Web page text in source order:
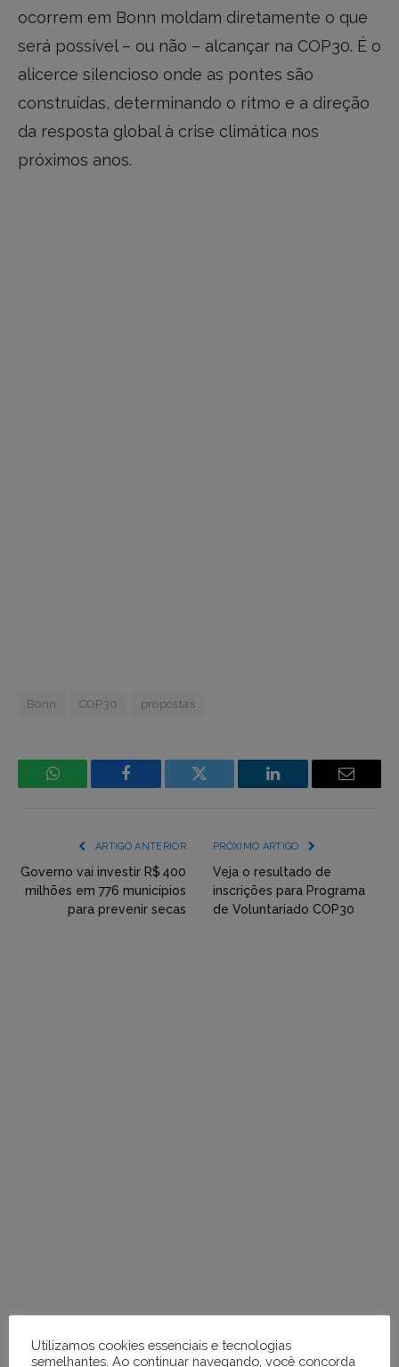
ocorrem em Bonn moldam diretamente o que
será possível – ou não – alcançar na COP30. É o
alicerce silencioso onde as pontes são
construídas, determinando o ritmo e a direção
da resposta global à crise climática nos
próximos anos.
Bonn COP30 propostas
WhatsApp Facebook
Incorpore
(YouTube,
Twitter,
Flickr
LinkedIn Email
ARTIGO ANTERIOR
Governo vai investir R$ 400
milhões em 776 municípios
para prevenir secas
PRÓXIMO ARTIGO
Veja o resultado de
inscrições para Programa
de Voluntariado COP30
Utilizamos cookies essenciais e tecnologias
semelhantes. Ao continuar navegando, você concorda